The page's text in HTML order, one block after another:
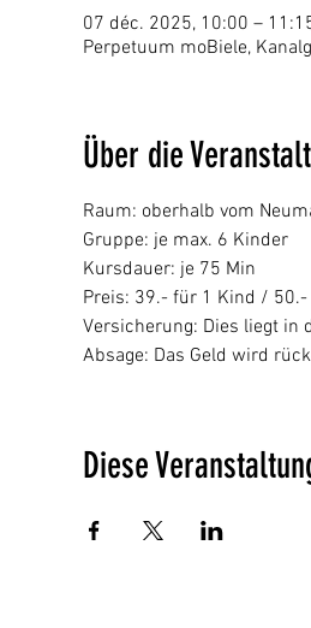
07 déc. 2025, 10:00 –
Perpetuum moBiele,
Über die
Raum: oberhalb vom
Gruppe: je max. 6 Kinder
Kursdauer: je 75 Min
Preis: 39.- für 1 Kind /
Versicherung: Dies liegt in
Absage: Das Geld wird
Diese